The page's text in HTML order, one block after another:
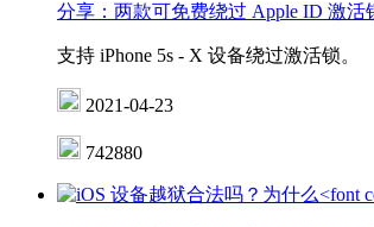
分享：两款可免费绕过 Apple ID 激活
支持 iPhone 5s - X 设备绕过激活锁。
2021-04-23
742880